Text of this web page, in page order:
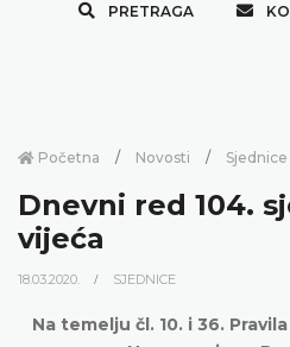
PRETRAGA
Početna Novosti Sjednice
Dnevni red 104.
vijeća
18.03.2020. SJEDNICE
Na temelju čl. 10. i 36.